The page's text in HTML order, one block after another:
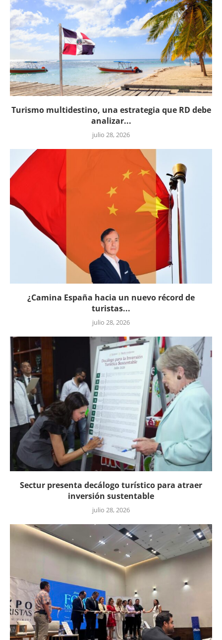
Turismo multidestino, una estrategia que RD debe
analizar...
julio 28, 2026
¿Camina España hacia un nuevo récord de
turistas...
julio 28, 2026
Sectur presenta decálogo turístico para atraer
inversión sustentable
julio 28, 2026